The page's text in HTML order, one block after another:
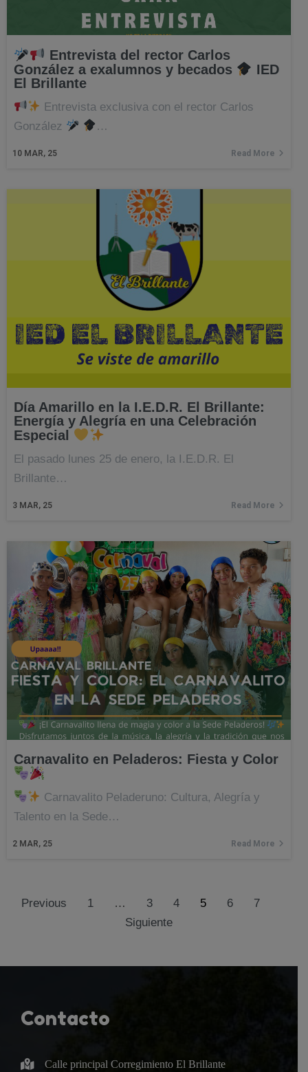
Entrevista del rector Carlos
González a exalumnos y becados
IED
El Brillante
10 MAR, 25
Entrevista exclusiva con el rector Carlos
González
…
Read More
Día Amarillo en la I.E.D.R. El Brillante:
Energía y Alegría en una Celebración
Especial
3 MAR, 25
El pasado lunes 25 de enero, la I.E.D.R. El
Brillante…
Read More
Carnavalito en Peladeros: Fiesta y Color
2 MAR, 25
Carnavalito Peladeruno: Cultura, Alegría y
Talento en la Sede…
Read More
Previous 1 … 3 4 5 6
7
Siguiente
Contacto
Calle principal Corregimiento El Brillante